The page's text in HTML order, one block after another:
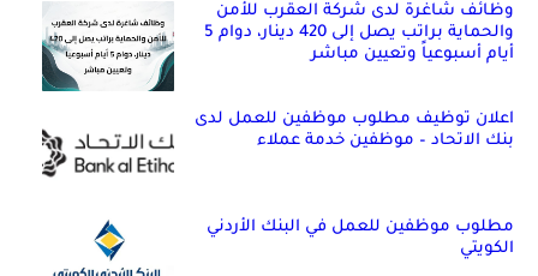
وظائف شاغرة لدى شركة العقرب للأمن
والحماية براتب يصل إلى 420 دينار، دوام 5
أيام أسبوعياً وتعيين مباشر
اعلان توظيف مطلوب موظفين للعمل لدى
بنك الاتحاد – موظفين خدمة عملاء
مطلوب موظفين للعمل في البنك الأردني
الكويتي